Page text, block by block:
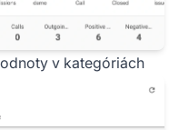
v kategóriách